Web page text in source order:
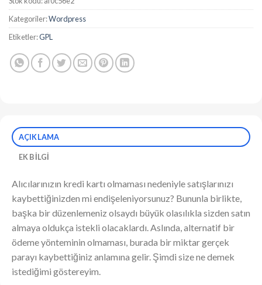
Kategoriler:Wordpress
Etiketler:GPL
AÇIKLAMA
EK BILGI
Alıcılarınızın kredi kartı olmaması nedeniyle satışlarınızı
kaybettiğinizden mi endişeleniyorsunuz? Bununla birlikte,
başka bir düzenlemeniz olsaydı büyük olasılıkla sizden satın
almaya oldukça istekli olacaklardı. Aslında, alternatif bir
ödeme yönteminin olmaması, burada bir miktar gerçek
parayı kaybettiğiniz anlamına gelir. Şimdi size ne demek
istediğimi göstereyim.